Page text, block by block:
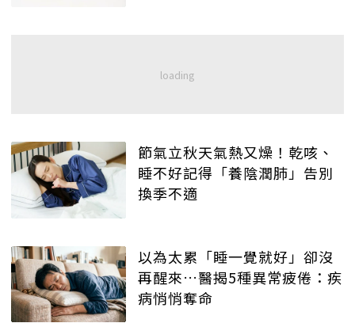
節氣立秋天氣熱又燥！乾咳、
睡不好記得「養陰潤肺」告別
換季不適
以為太累「睡一覺就好」卻沒
再醒來…醫揭5種異常疲倦：疾
病悄悄奪命